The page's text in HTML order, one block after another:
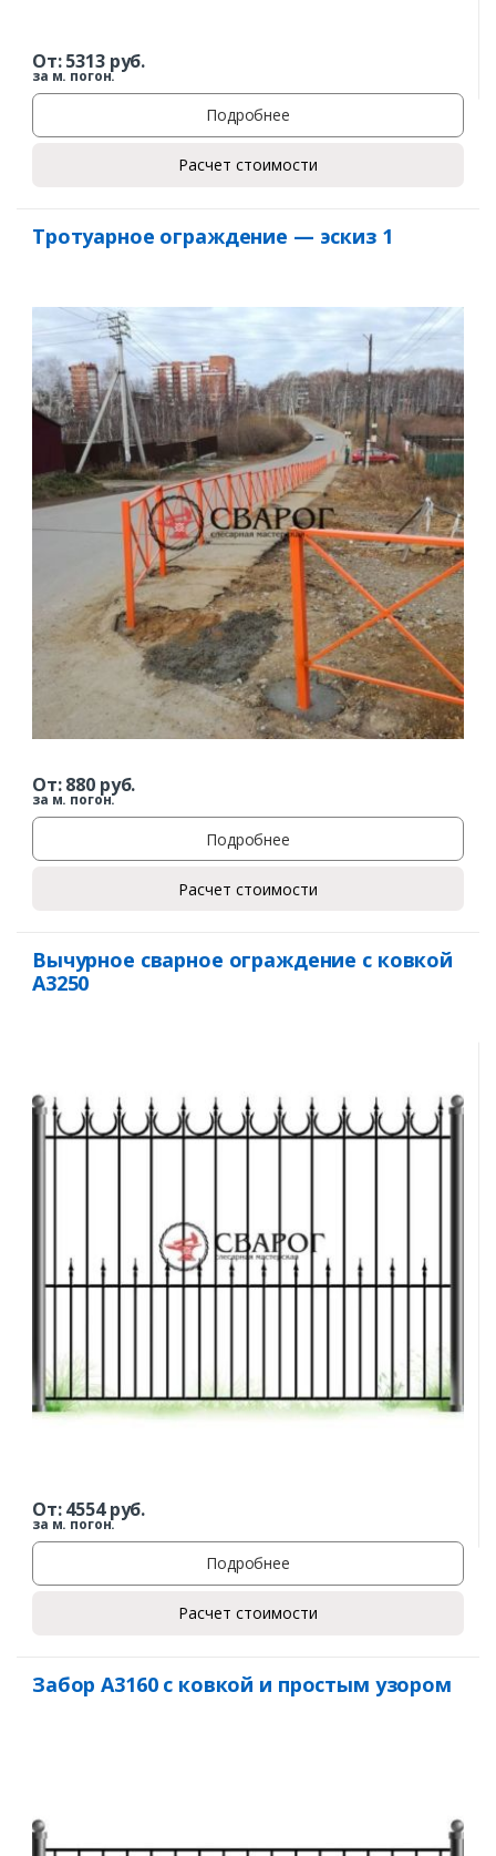
От:5313руб.
за м. погон.
Подробнее
Расчет стоимости
Тротуарное ограждение — эскиз 1
От:880 руб.
за м. погон.
Подробнее
Расчет стоимости
Вычурное сварное ограждение с ковкой
А3250
От:4554руб.
за м. погон.
Подробнее
Расчет стоимости
Забор А3160 с ковкой и простым узором